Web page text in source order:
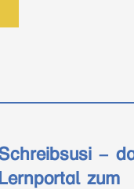
–
Lernportal zum